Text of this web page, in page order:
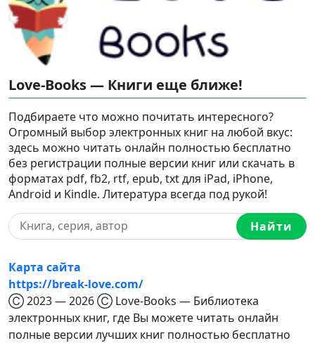
Love-Books — Книги еще ближе!
Подбираете что можно почитать интересного?
Огромный выбор электронных книг на любой вкус:
здесь можно читать онлайн полностью бесплатно
без регистрации полные версии книг или скачать в
форматах pdf, fb2, rtf, epub, txt для iPad, iPhone,
Android и Kindle. Литература всегда под рукой!
Найти
Карта сайта
https://break-love.com/
Ⓒ 2023 — 2026 Ⓒ Love-Books — Библиотека
электронных книг, где Вы можете читать онлайн
полные версии лучших книг полностью бесплатно